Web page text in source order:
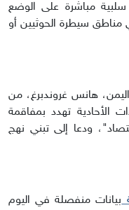
سلبية مباشرة على الوضع
مناطق سيطرة الحوثيين أو
هانس غروندبرغ، من
الأحادية تهدد بمفاقمة
ودعا إلى تبني نهج
بيانات منفصلة في اليوم